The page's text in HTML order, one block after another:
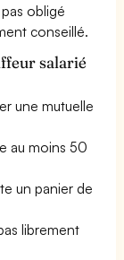
obligé
conseillé.
salarié
une mutuelle
au moins 50
un panier de
librement